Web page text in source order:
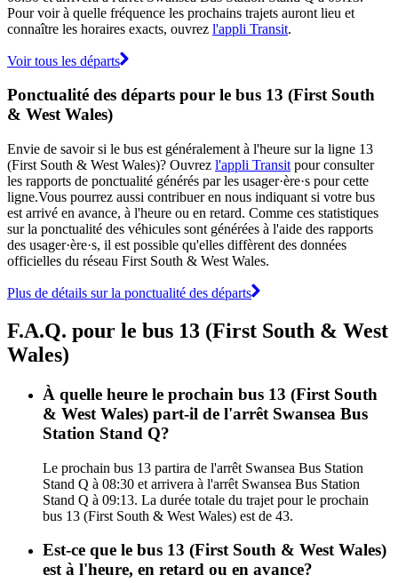
Pour voir à quelle fréquence les prochains trajets auront lieu et
connaître les horaires exacts, ouvrez l'appli Transit.
Voir tous les départs
Ponctualité des départs pour le bus 13 (First South
& West Wales)
Envie de savoir si le bus est généralement à l'heure sur la ligne 13
(First South & West Wales)? Ouvrez l'appli Transit pour consulter
les rapports de ponctualité générés par les usager·ère·s pour cette
ligne.Vous pourrez aussi contribuer en nous indiquant si votre bus
est arrivé en avance, à l'heure ou en retard. Comme ces statistiques
sur la ponctualité des véhicules sont générées à l'aide des rapports
des usager·ère·s, il est possible qu'elles diffèrent des données
officielles du réseau First South & West Wales.
Plus de détails sur la ponctualité des départs
F.A.Q. pour le bus 13 (First South & West
Wales)
À quelle heure le prochain bus 13 (First South
& West Wales) part-il de l'arrêt Swansea Bus
Station Stand Q?
Le prochain bus 13 partira de l'arrêt Swansea Bus Station
Stand Q à 08:30 et arrivera à l'arrêt Swansea Bus Station
Stand Q à 09:13. La durée totale du trajet pour le prochain
bus 13 (First South & West Wales) est de 43.
Est-ce que le bus 13 (First South & West Wales)
est à l'heure, en retard ou en avance?